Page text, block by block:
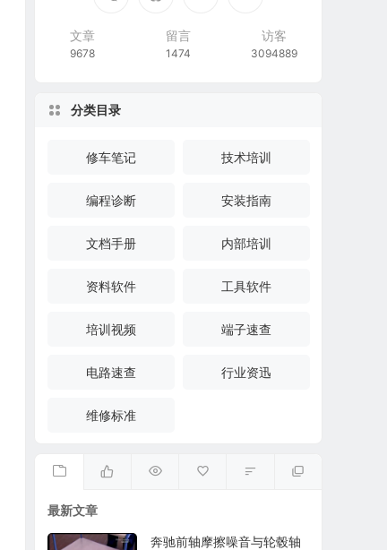
文章
9678
留言
1474
访客
3094889
分类目录
修车笔记 技术培训
编程诊断 安装指南
文档手册 内部培训
资料软件 工具软件
培训视频 端子速查
电路速查 行业资迅
维修标准
最新文章
奔驰前轴摩擦噪音与轮毂轴